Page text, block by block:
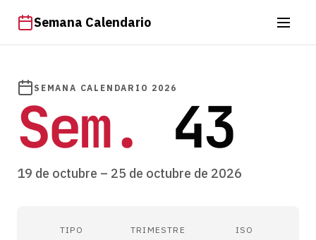
Semana Calendario
SEMANA CALENDARIO 2026
Sem. 43
19 de octubre – 25 de octubre de 2026
TIPO TRIMESTRE ISO